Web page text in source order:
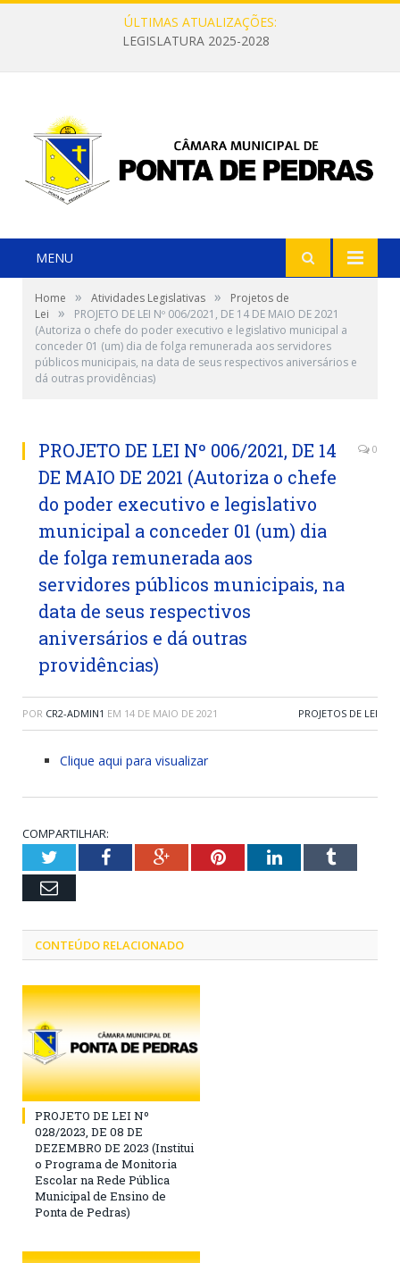
ÚLTIMAS ATUALIZAÇÕES:
LEGISLATURA 2025-2028
MENU
Home » Atividades Legislativas »
Projetos de
Lei
»
PROJETO DE LEI Nº 006/2021, DE 14 DE MAIO DE 2021
(Autoriza o chefe do poder executivo e legislativo municipal a
conceder 01 (um) dia de folga remunerada aos servidores
públicos municipais, na data de seus respectivos aniversários e
dá outras providências)
PROJETO DE LEI Nº 006/2021, DE 14
DE MAIO DE 2021 (Autoriza o chefe
do poder executivo e legislativo
municipal a conceder 01 (um) dia
de folga remunerada aos
servidores públicos municipais, na
data de seus respectivos
aniversários e dá outras
providências)
0
POR CR2-ADMIN1 EM 14 DE MAIO DE 2021 PROJETOS DE LEI
Clique aqui para visualizar
COMPARTILHAR:
TwitterFacebookGoogle+PinterestLinkedInTumblr
Email
CONTEÚDO RELACIONADO
PROJETO DE LEI Nº
028/2023, DE 08 DE
DEZEMBRO DE 2023 (Institui
o Programa de Monitoria
Escolar na Rede Pública
Municipal de Ensino de
Ponta de Pedras)